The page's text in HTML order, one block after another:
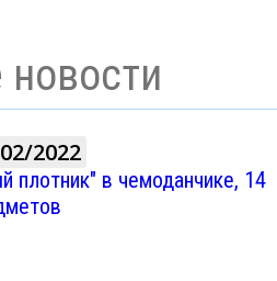
2022
плотник" в чемоданчике, 14